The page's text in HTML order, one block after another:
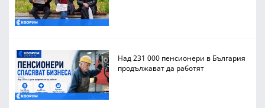
Над 231 000 пенсионери в България
продължават да работят